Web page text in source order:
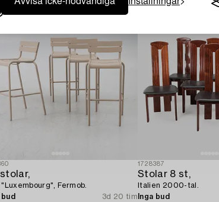
Fermob.
bud
3d 20 tim
1728387
Stolar 8 st,
Italien 2000-tal.
Inga bud